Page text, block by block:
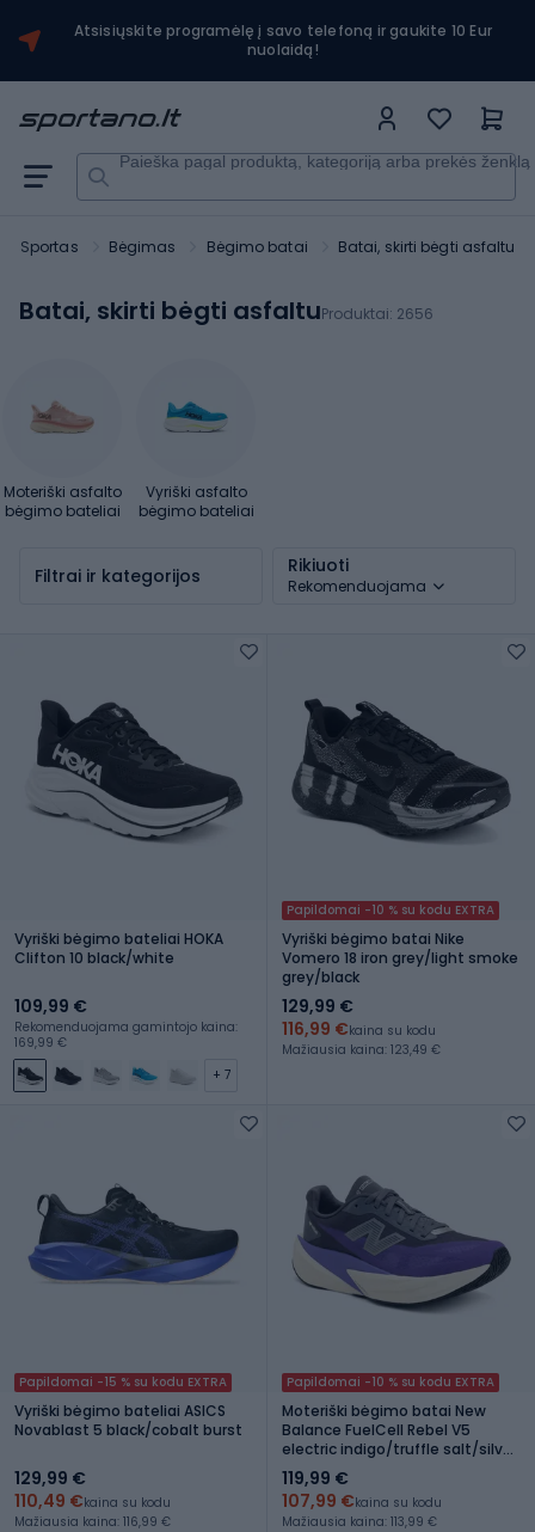
Atsisiųskite programėlę į savo telefoną ir gaukite 10 Eur
nuolaidą!
Paieška pagal produktą, kategoriją arba prekės ženklą
Sportas Bėgimas Bėgimo batai Batai, skirti bėgti asfaltu
Batai, skirti bėgti asfaltuProduktai: 2656
Moteriški asfalto
bėgimo bateliai
Vyriški asfalto
bėgimo bateliai
Filtrai ir kategorijos Rikiuoti
Rekomenduojama
Vyriški bėgimo bateliai HOKA
Clifton 10 black/white
109,99 €
Rekomenduojama gamintojo kaina:
169,99 €
+ 7
Papildomai -10 % su kodu EXTRA
Vyriški bėgimo batai Nike
Vomero 18 iron grey/light smoke
grey/black
129,99 €
116,99 €kaina su kodu
Mažiausia kaina: 123,49 €
Papildomai -15 % su kodu EXTRA
Vyriški bėgimo bateliai ASICS
Novablast 5 black/cobalt burst
129,99 €
110,49 €kaina su kodu
Mažiausia kaina: 116,99 €
Papildomai -10 % su kodu EXTRA
Moteriški bėgimo batai New
Balance FuelCell Rebel V5
electric indigo/truffle salt/silver
metallic
119,99 €
107,99 €kaina su kodu
Mažiausia kaina: 113,99 €